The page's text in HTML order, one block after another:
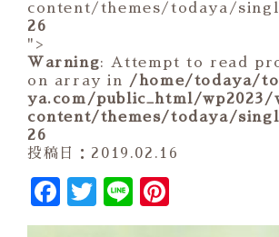
content/themes/todaya/
26
">
Warning: Attempt to read
on array in /home/todaya/
ya.com/public_html/wp2023/
content/themes/todaya/
26
投稿日：2019.02.16
Facebook
Twitter
Line